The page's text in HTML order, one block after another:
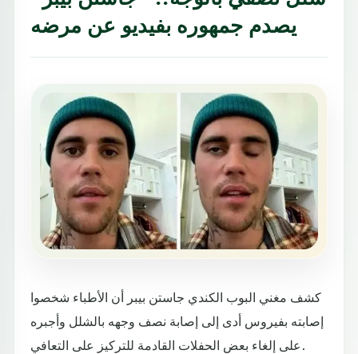
يصدم جمهوره بفيديو عن مرضه
كشف مغني البوب الكندي جاستن بيبر أن الأطباء شخصوا
إصابته بفيروس أدى إلى إصابة نصف وجهه بالشلل وأجبره
على إلغاء بعض الحفلات القادمة للتركيز على التعافي.